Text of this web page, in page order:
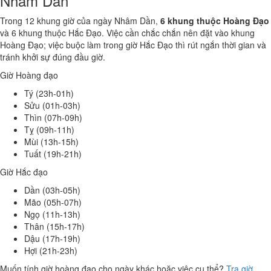
Trong 12 khung giờ của ngày Nhâm Dần, 6 khung thuộc Hoàng Đạo
và 6 khung thuộc Hắc Đạo. Việc cần chắc chắn nên đặt vào khung
Hoàng Đạo; việc buộc làm trong giờ Hắc Đạo thì rút ngắn thời gian và
tránh khởi sự đúng đầu giờ.
Giờ Hoàng đạo
Tý (23h-01h)
Sửu (01h-03h)
Thìn (07h-09h)
Tỵ (09h-11h)
Mùi (13h-15h)
Tuất (19h-21h)
Giờ Hắc đạo
Dần (03h-05h)
Mão (05h-07h)
Ngọ (11h-13h)
Thân (15h-17h)
Dậu (17h-19h)
Hợi (21h-23h)
Muốn tính giờ hoàng đạo cho ngày khác hoặc việc cụ thể? Tra giờ